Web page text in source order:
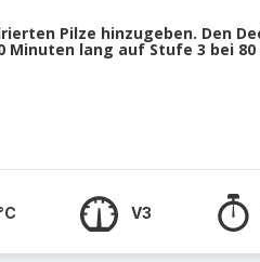
Pilze hinzugeben. Den
lang auf Stufe 3 bei 80
V3